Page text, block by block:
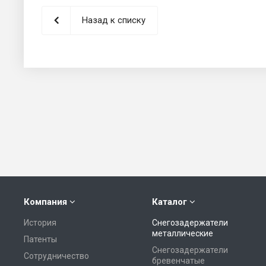
Назад к списку
Компания
История
Патенты
Сотрудничество
Каталог
Снегозадержатели
металлические
Снегозадержатели
бревенчатые